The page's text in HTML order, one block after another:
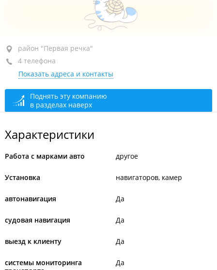
район "Первая речка", ул. Союзная, 28
3-й этаж, оф. 24
+7 914 180-38-48
+7 (423) 278-77-11
+7 914 067-99-23отдел продаж
сегодня закрыто
район "Первая речка"
4 телефона
Показать адреса и контакты
Поднять эту компанию
в разделах наверх
Характеристики
Работа с марками авто другое
Установка навигаторов, камер
автонавигация Да
судовая навигация Да
выезд к клиенту Да
системы мониторинга
Да